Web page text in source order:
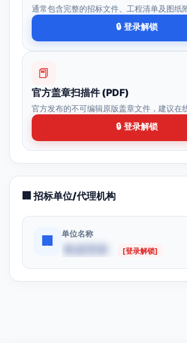
通常包含完整的招标文件、工程清单及图纸
🔒 登录解锁
📕
官方盖章扫描件 (PDF)
官方发布的不可编辑原版盖章文件，建议在
🔒 登录解锁
🏢 招标单位/代理机构
🏢
单位名称
[登录解锁]